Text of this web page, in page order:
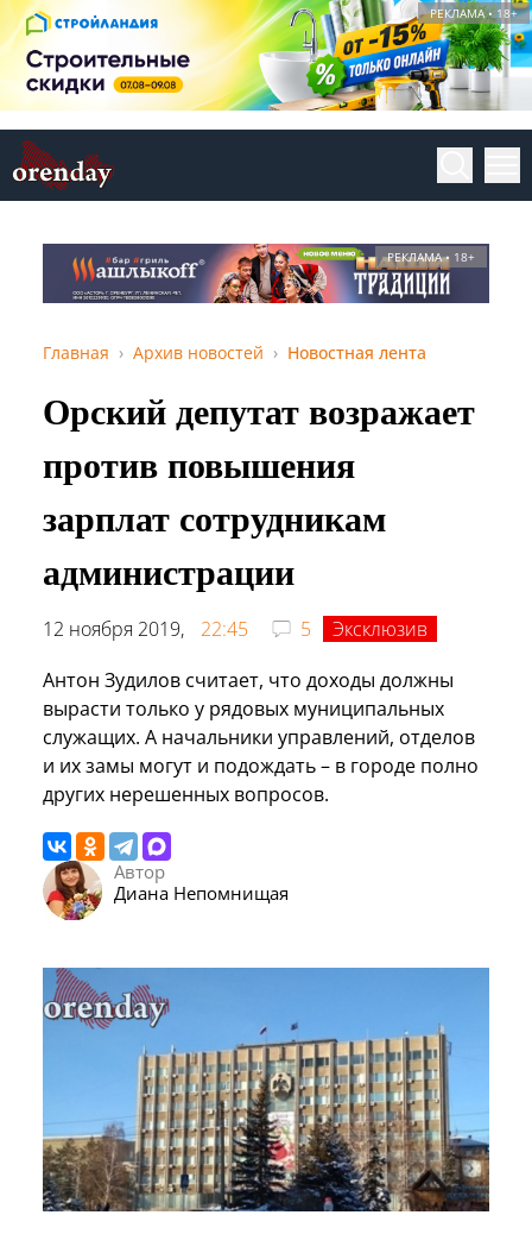
РЕКЛАМА • 18+
РЕКЛАМА • 18+
Главная Архив новостей Новостная лента
Орский депутат возражает
против повышения
зарплат сотрудникам
администрации
12 ноября 2019, 22:45 5
Эксклюзив
Антон Зудилов считает, что доходы должны
вырасти только у рядовых муниципальных
служащих. А начальники управлений, отделов
и их замы могут и подождать – в городе полно
других нерешенных вопросов.
Автор
Диана Непомнищая